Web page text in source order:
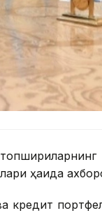
ҳақида
кредит